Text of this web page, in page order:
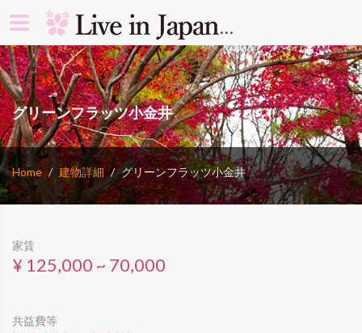
グリーンフラッツ小金井
Home 建物詳細 グリーンフラッツ小金井
家賃
¥ 125,000 ~ 70,000
共益費等